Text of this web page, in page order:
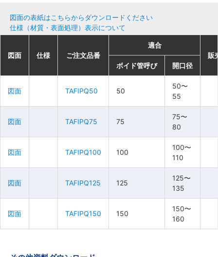
図面の表紙はこちらからダウンロードください
仕様（材質・表面処理）表示について
図面 仕様 ご注文品番
適合
販
ボイド管呼び
開口径
図面 TAFIPQ50 50
50〜
55
図面 TAFIPQ75 75
75〜
80
図面 TAFIPQ100 100
100〜
110
図面 TAFIPQ125 125
125〜
135
図面 TAFIPQ150 150
150〜
160
図面 仕様 ご注文品番
適合
販
ボイド管呼び
開口径
図面 TAFIPQ50 50
50〜
55
図面 TAFIPQ75 75
75〜
80
図面 TAFIPQ100 100
100〜
110
図面 TAFIPQ125 125
125〜
135
図面 TAFIPQ150 150
150〜
160
図面 仕様 ご注文品番
適合
販
ボイド管呼び
開口径
図面 TAFIPQ50 50
50〜
55
図面 TAFIPQ75 75
75〜
80
図面 TAFIPQ100 100
100〜
110
図面 TAFIPQ125 125
125〜
135
図面 TAFIPQ150 150
150〜
160
図面 仕様 ご注文品番
適合
販
ボイド管呼び
開口径
図面 TAFIPQ50 50
50〜
55
図面 TAFIPQ75 75
75〜
80
図面 TAFIPQ100 100
100〜
110
図面 TAFIPQ125 125
125〜
135
図面 TAFIPQ150 150
150〜
160